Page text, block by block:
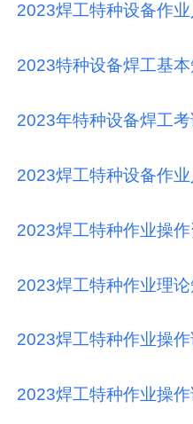
2023焊工特种设备作
2023特种设备焊工基
2023年特种设备焊工
2023焊工特种设备作
2023焊工特种作业理
2023焊工特种作业操
2023焊工特种作业操